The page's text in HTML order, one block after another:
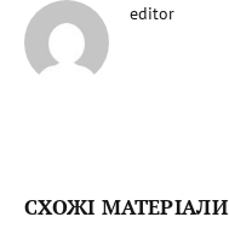
editor
СХОЖІ МАТЕРІАЛИ